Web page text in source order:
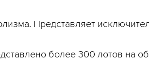
Представляет
более 300 лотов на